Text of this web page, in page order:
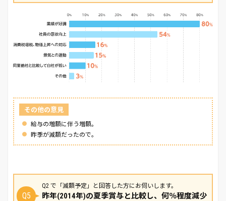
その他の意見
給与の増額に伴う増額。
昨季が減額だったので。
Q5
Q2 で「減額予定」と回答した方にお伺いします。
昨年(2014年)の夏季賞与と比較し、何％程度減少